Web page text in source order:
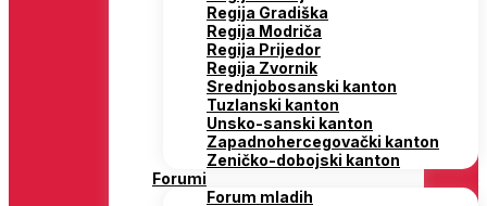
Regija Gradiška
Regija Modriča
Regija Prijedor
Regija Zvornik
Srednjobosanski kanton
Tuzlanski kanton
Unsko-sanski kanton
Zapadnohercegovački kanton
Zeničko-dobojski kanton
Forumi
Forum mladih